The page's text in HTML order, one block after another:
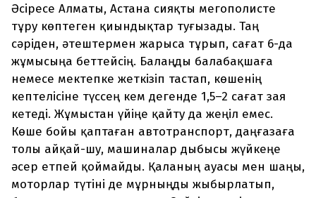
Әсіресе Алматы, Астана сияқты мегополисте
тұру көптеген қиындықтар туғызады. Таң
сәріден, әтештермен жарыса тұрып, сағат 6-да
жұмысыңа беттейсің. Балаңды балабақшаға
немесе мектепке жеткізіп тастап, көшенің
кептелісіне түссең кем дегенде 1,5–2 сағат зая
кетеді. Жұмыстан үйіңе қайту да жеңіл емес.
Көше бойы қаптаған авто­транспорт, даңғазаға
толы айқай-шу, машиналар дыбысы жүйкеңе
әсер етпей қоймайды. Қаланың ауасы мен шаңы,
моторлар түтіні де мұрныңды жыбырлатып,